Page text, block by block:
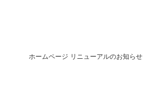
ホームページ リニューアルのお知らせ